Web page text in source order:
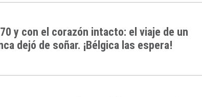
y con el corazón intacto: el viaje de un
dejó de soñar. ¡Bélgica las espera!